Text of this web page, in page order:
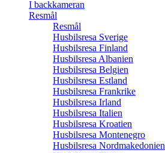
I backkameran
Resmål
Resmål
Husbilsresa Sverige
Husbilsresa Finland
Husbilsresa Albanien
Husbilsresa Belgien
Husbilsresa Estland
Husbilsresa Frankrike
Husbilsresa Irland
Husbilsresa Italien
Husbilsresa Kroatien
Husbilsresa Montenegro
Husbilsresa Nordmakedonien